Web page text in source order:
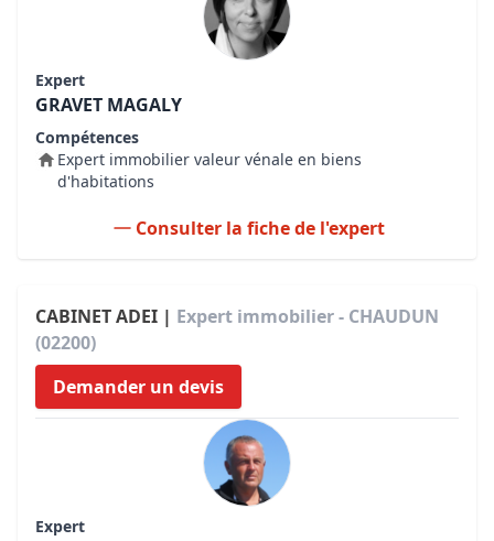
Expert
GRAVET MAGALY
Compétences
Expert immobilier valeur vénale en biens
d'habitations
Consulter la fiche de l'expert
CABINET ADEI | Expert immobilier - CHAUDUN
(02200)
Demander un devis
Expert